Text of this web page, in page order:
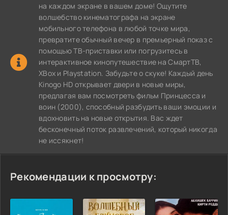
на каждом экране в вашем доме! Ощутите
волшебство кинематографа на экране
мобильного телефона в любой точке мира,
превратите обычный вечер в премьерный показ с
помощью ТВ-приставки или погрузитесь в
интерактивное кинопутешествие на СмартТВ,
XBox и Playstation. Забудьте о скуке! Каждый день
Kinogo HD открывает двери в новые миры,
предлагая вам посмотреть фильм Принцесса и
воин (2000), способный разбудить ваши эмоции и
вдохновить на новые открытия. Вас ждет
бесконечный поток развлечений, который никогда
не иссякнет!
Рекомендации к просмотру: